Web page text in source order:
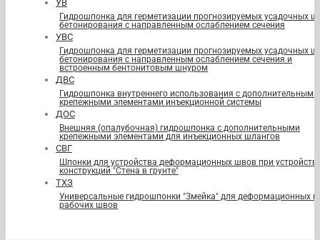
УВ
Гидрошпонка для герметизации прогнозируемых усадочных
бетонирования с направленным ослаблением сечения
УВС
Гидрошпонка для герметизации прогнозируемых усадочных
бетонирования с направленным ослаблением сечения и
встроенным бентонитовым шнуром
ДВС
Гидрошпонка внутреннего использования с дополнительными
крепежными элементами инъекционной системы
ДОС
Внешняя (опалубочная) гидрошпонка с дополнительными
крепежными элементами для инъекционных шлангов
СВГ
Шпонки для устройства деформационных швов при
конструкций "Стена в грунте"
ТХЗ
Универсальные гидрошпонки "Змейка" для деформационных и
рабочих швов